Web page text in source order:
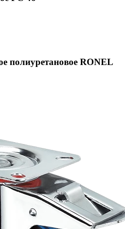
полиуретановое RONEL